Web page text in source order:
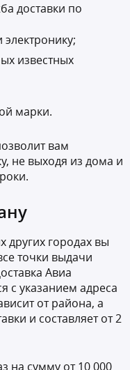
доставки по
известных
марки.
вам
не выходя из дома и
городах вы
точки выдачи
Авиа
с указанием адреса
от района, а
и составляет от 2
на сумму от 10 000